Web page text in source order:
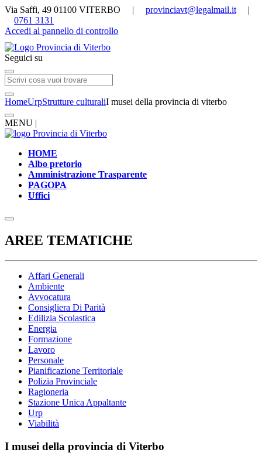
Via Saffi, 49 01100 VITERBO | provinciavt@legalmail.it |
0761 3131
Accedi al pannello di controllo
Seguici su
HomeUrpStrutture culturaliI musei della provincia di viterbo
MENU |
HOME
Albo pretorio
Amministrazione Trasparente
PAGOPA
Uffici
AREE TEMATICHE
Affari Generali
Ambiente
Avvocatura
Consigliera Di Parità
Edilizia Scolastica
Energia
Formazione
Lavoro
Personale
Pianificazione Territoriale
Polizia Provinciale
Ragioneria
Stazione Unica Appaltante
Urp
Viabilità
I musei della provincia di Viterbo